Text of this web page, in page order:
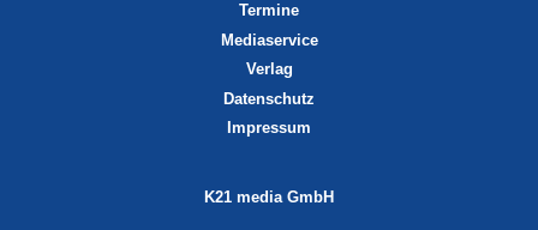
Termine
Mediaservice
Verlag
Datenschutz
Impressum
K21 media GmbH